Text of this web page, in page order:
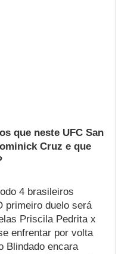
que neste UFC San
Cruz e que
4 brasileiros
primeiro duelo será
Priscila Pedrita x
enfrentar por volta
Blindado encara